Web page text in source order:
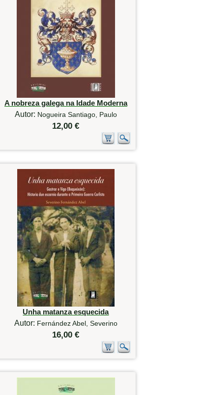
A nobreza galega na Idade Moderna
Autor: Nogueira Santiago, Paulo
12,00 €
Unha matanza esquecida
Autor: Fernández Abel, Severino
16,00 €